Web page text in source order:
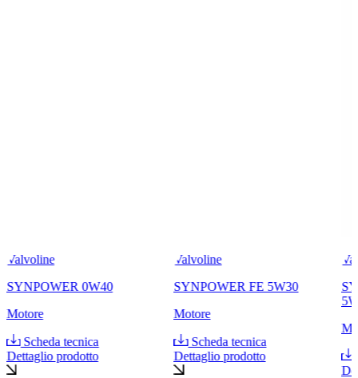
Valvoline
SYNPOWER 0W40
Motore
Scheda tecnica
Dettaglio prodotto
Valvoline
SYNPOWER FE 5W30
Motore
Scheda tecnica
Dettaglio prodotto